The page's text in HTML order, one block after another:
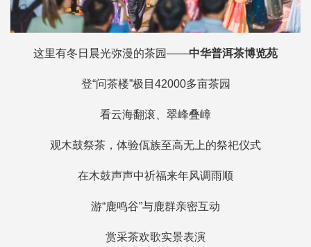
这里有冬日晨光弥漫的茶园——中华普洱茶博览苑
登“问茶楼”极目42000多亩茶园
看云海翻滚、翠峰叠嶂
观木鼓祭茶，体验佤族至高无上的祭祀仪式
在木鼓声声中祈福来年风调雨顺
游“鹿鸣谷”与鹿群亲密互动
赏采茶欢歌实景表演